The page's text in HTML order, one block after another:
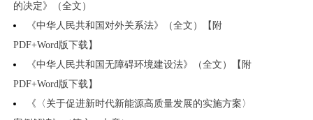
的决定》（全文）
《中华人民共和国对外关系法》（全文）【附
PDF+Word版下载】
《中华人民共和国无障碍环境建设法》（全文）【附
PDF+Word版下载】
《〈关于促进新时代新能源高质量发展的实施方案〉